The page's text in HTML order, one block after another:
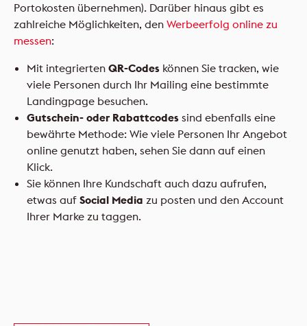
Portokosten übernehmen). Darüber hinaus gibt es
zahlreiche Möglichkeiten, den Werbeerfolg online zu
messen:
Mit integriertenQR-Codes können Sie tracken, wie
viele Personen durch Ihr Mailing eine bestimmte
Landingpage besuchen.
Gutschein- oder Rabattcodes sind ebenfalls eine
bewährte Methode: Wie viele Personen Ihr Angebot
online genutzt haben, sehen Sie dann auf einen
Klick.
Sie können Ihre Kundschaft auch dazu aufrufen,
etwas aufSocial Media zu posten und den Account
Ihrer Marke zu taggen.